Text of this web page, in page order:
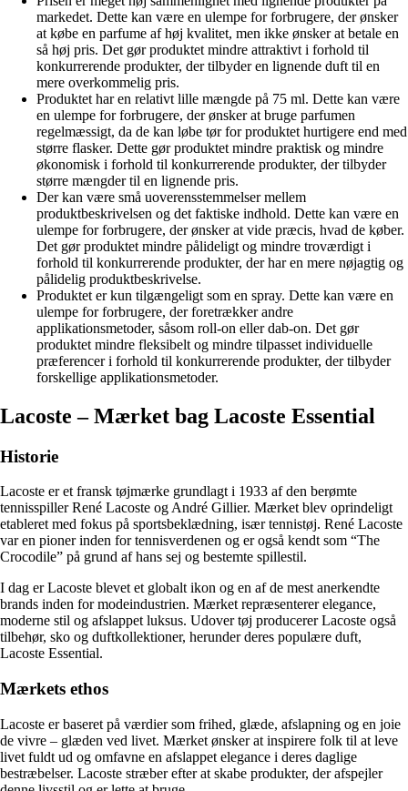
markedet. Dette kan være en ulempe for forbrugere, der ønsker
at købe en parfume af høj kvalitet, men ikke ønsker at betale en
så høj pris. Det gør produktet mindre attraktivt i forhold til
konkurrerende produkter, der tilbyder en lignende duft til en
mere overkommelig pris.
Produktet har en relativt lille mængde på 75 ml. Dette kan være
en ulempe for forbrugere, der ønsker at bruge parfumen
regelmæssigt, da de kan løbe tør for produktet hurtigere end med
større flasker. Dette gør produktet mindre praktisk og mindre
økonomisk i forhold til konkurrerende produkter, der tilbyder
større mængder til en lignende pris.
Der kan være små uoverensstemmelser mellem
produktbeskrivelsen og det faktiske indhold. Dette kan være en
ulempe for forbrugere, der ønsker at vide præcis, hvad de køber.
Det gør produktet mindre pålideligt og mindre troværdigt i
forhold til konkurrerende produkter, der har en mere nøjagtig og
pålidelig produktbeskrivelse.
Produktet er kun tilgængeligt som en spray. Dette kan være en
ulempe for forbrugere, der foretrækker andre
applikationsmetoder, såsom roll-on eller dab-on. Det gør
produktet mindre fleksibelt og mindre tilpasset individuelle
præferencer i forhold til konkurrerende produkter, der tilbyder
forskellige applikationsmetoder.
Lacoste – Mærket bag Lacoste Essential
Historie
Lacoste er et fransk tøjmærke grundlagt i 1933 af den berømte
tennisspiller René Lacoste og André Gillier. Mærket blev oprindeligt
etableret med fokus på sportsbeklædning, især tennistøj. René Lacoste
var en pioner inden for tennisverdenen og er også kendt som “The
Crocodile” på grund af hans sej og bestemte spillestil.
I dag er Lacoste blevet et globalt ikon og en af de mest anerkendte
brands inden for modeindustrien. Mærket repræsenterer elegance,
moderne stil og afslappet luksus. Udover tøj producerer Lacoste også
tilbehør, sko og duftkollektioner, herunder deres populære duft,
Lacoste Essential.
Mærkets ethos
Lacoste er baseret på værdier som frihed, glæde, afslapning og en joie
de vivre – glæden ved livet. Mærket ønsker at inspirere folk til at leve
livet fuldt ud og omfavne en afslappet elegance i deres daglige
bestræbelser. Lacoste stræber efter at skabe produkter, der afspejler